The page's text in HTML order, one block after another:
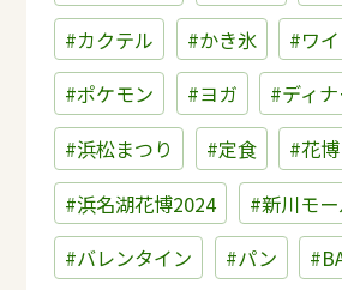
#カクテル
#かき氷
#ワ
#ポケモン
#ヨガ
#ディ
#浜松まつり
#定食
#花博
#浜名湖花博2024
#新川モ
#バレンタイン
#パン